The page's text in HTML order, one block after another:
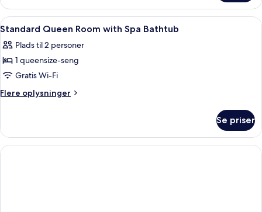
Family
Unit
with
Bathtub
Indlæs
alle
billeder
af
Standard
Queen
Spa
Bathtub
Et tekøkken med elkedel, bakke
4
Standard Queen Room with Spa Bathtub
Plads til 2 personer
1 queensize-seng
Gratis Wi-Fi
Flere oplysninger
Flere
Queen
Room
with
Se priser